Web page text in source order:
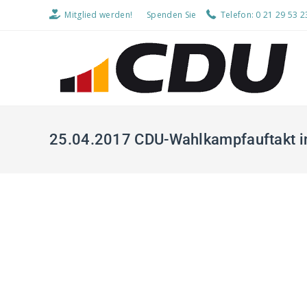
Mitglied werden! Spenden Sie Telefon: 0 21 29 53
25.04.2017 CDU-Wahlkampfauftakt